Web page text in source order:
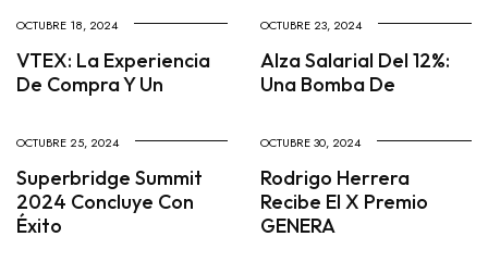
OCTUBRE 18, 2024
VTEX: La Experiencia
De Compra Y Un
OCTUBRE 23, 2024
Alza Salarial Del 12%:
Una Bomba De
OCTUBRE 25, 2024
Superbridge Summit
2024 Concluye Con
Éxito
OCTUBRE 30, 2024
Rodrigo Herrera
Recibe El X Premio
GENERA